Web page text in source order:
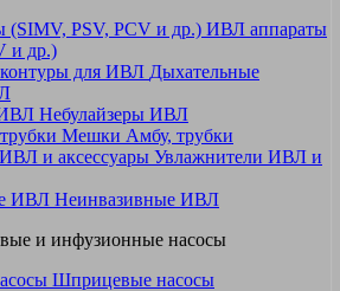
ИВЛ аппараты
и др.)
Дыхательные
Небулайзеры ИВЛ
Мешки Амбу, трубки
Увлажнители ИВЛ и
Неинвазивные ИВЛ
и инфузионные насосы
Шприцевые насосы